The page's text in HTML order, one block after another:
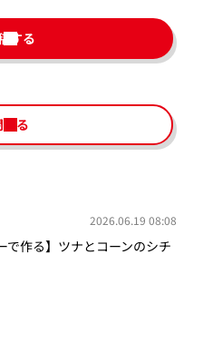
する
じる
2026.06.19 08:08
で作る】ツナとコーンのシチ